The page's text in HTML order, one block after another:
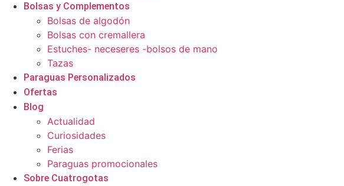
Bolsas y Complementos
Bolsas de algodón
Bolsas con cremallera
Estuches- neceseres -bolsos de mano
Tazas
Paraguas Personalizados
Ofertas
Blog
Actualidad
Curiosidades
Ferias
Paraguas promocionales
Sobre Cuatrogotas